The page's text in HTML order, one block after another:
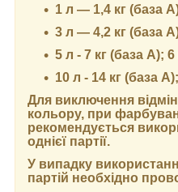
1 л — 1,4 кг (база
3 л — 4,2 кг (база
5 л - 7 кг (база А);
10 л - 14 кг (база
Для виключення
кольору, при
рекомендується
однієї партії.
У випадку
партій необхідно